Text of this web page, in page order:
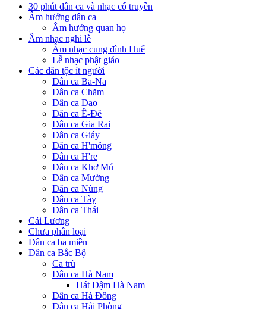
30 phút dân ca và nhạc cổ truyền
Âm hưởng dân ca
Âm hưởng quan họ
Âm nhạc nghi lễ
Âm nhạc cung đình Huế
Lễ nhạc phật giáo
Các dân tộc ít người
Dân ca Ba-Na
Dân ca Chăm
Dân ca Dao
Dân ca Ê-Đê
Dân ca Gia Rai
Dân ca Giáy
Dân ca H'mông
Dân ca H're
Dân ca Khơ Mú
Dân ca Mường
Dân ca Nùng
Dân ca Tày
Dân ca Thái
Cải Lương
Chưa phân loại
Dân ca ba miền
Dân ca Bắc Bộ
Ca trù
Dân ca Hà Nam
Hát Dậm Hà Nam
Dân ca Hà Đông
Dân ca Hải Phòng